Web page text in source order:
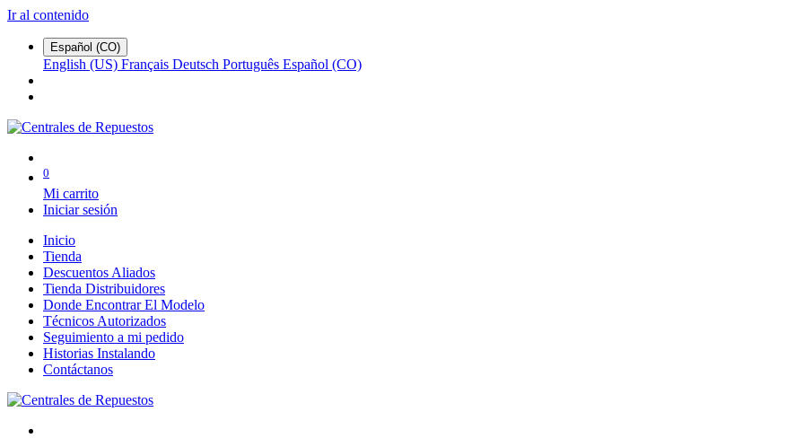
Ir al contenido
Español (CO)
English (US) Français Deutsch Português Español (CO)
0
Mi carrito
Iniciar sesión
Inicio
Tienda
Descuentos Aliados
Tienda Distribuidores
Donde Encontrar El Modelo
Técnicos Autorizados
Seguimiento a mi pedido
Historias Instalando
Contáctanos